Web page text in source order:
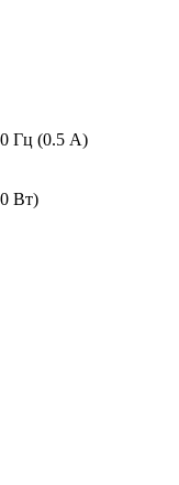
Гц (0.5 А)
Вт)